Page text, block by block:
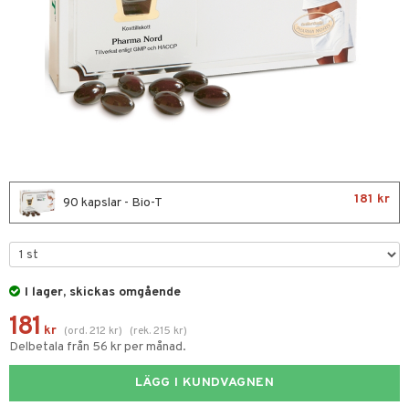
90 kapslar - Bio-T 181 kr
I lager, skickas omgående
181 kr (ord.212 kr) (rek.215 kr)
Delbetala från 56 kr per månad.
LÄGG I KUNDVAGNEN
mineral
& amning
& PMS
& hals